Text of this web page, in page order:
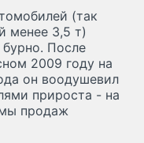
(так
менее 3,5 т)
бурно. После
2009 году на
он воодушевил
прироста - на
продаж